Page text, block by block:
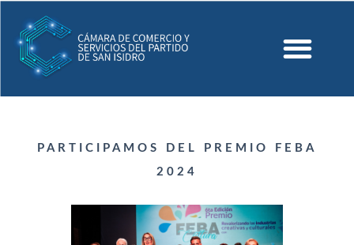
PARTICIPAMOS DEL PREMIO FEBA
2024